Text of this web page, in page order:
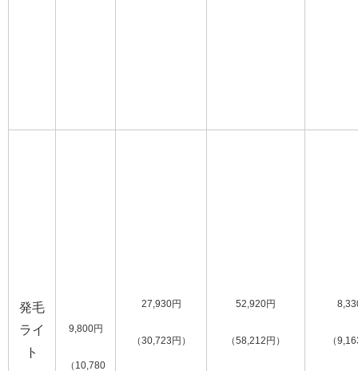
発毛
ライ
ト
9,800円
（10,780
27,930円
（30,723円）
52,920円
（58,212円） （